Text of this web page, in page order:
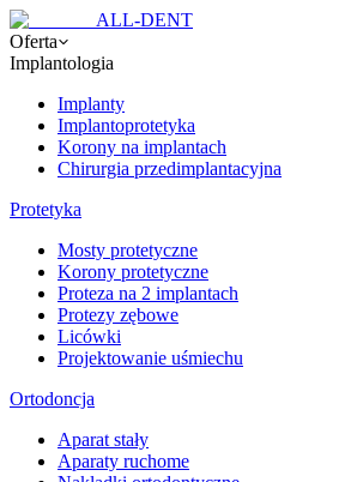
ALL-DENT
Oferta
Implantologia
Implanty
Implantoprotetyka
Korony na implantach
Chirurgia przedimplantacyjna
Protetyka
Mosty protetyczne
Korony protetyczne
Proteza na 2 implantach
Protezy zębowe
Licówki
Projektowanie uśmiechu
Ortodoncja
Aparat stały
Aparaty ruchome